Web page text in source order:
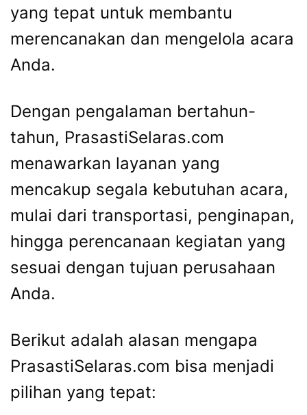
yang tepat untuk membantu
merencanakan dan mengelola acara
Anda.
Dengan pengalaman bertahun-
tahun, PrasastiSelaras.com
menawarkan layanan yang
mencakup segala kebutuhan acara,
mulai dari transportasi, penginapan,
hingga perencanaan kegiatan yang
sesuai dengan tujuan perusahaan
Anda.
Berikut adalah alasan mengapa
PrasastiSelaras.com bisa menjadi
pilihan yang tepat: